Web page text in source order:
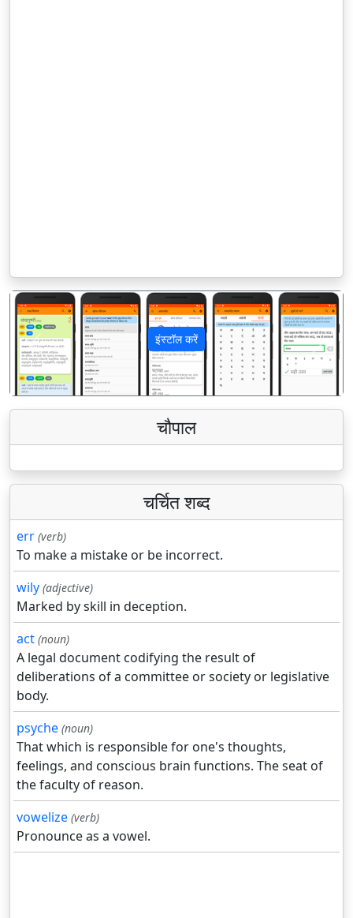
इंस्टॉल करें
पिछला अगला
चौपाल
चर्चित शब्द
err (verb)
To make a mistake or be incorrect.
wily (adjective)
Marked by skill in deception.
act (noun)
A legal document codifying the result of
deliberations of a committee or society or legislative
body.
psyche (noun)
That which is responsible for one's thoughts,
feelings, and conscious brain functions. The seat of
the faculty of reason.
vowelize (verb)
Pronounce as a vowel.